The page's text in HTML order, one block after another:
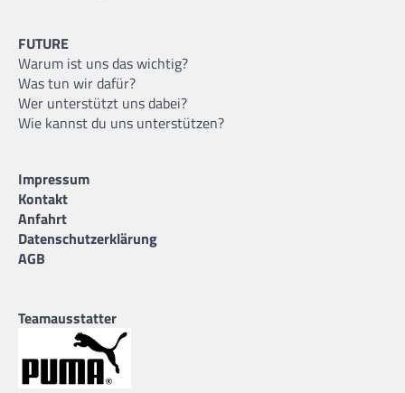
FUTURE
Warum ist uns das wichtig?
Was tun wir dafür?
Wer unterstützt uns dabei?
Wie kannst du uns unterstützen?
Impressum
Kontakt
Anfahrt
Datenschutzerklärung
AGB
Teamausstatter